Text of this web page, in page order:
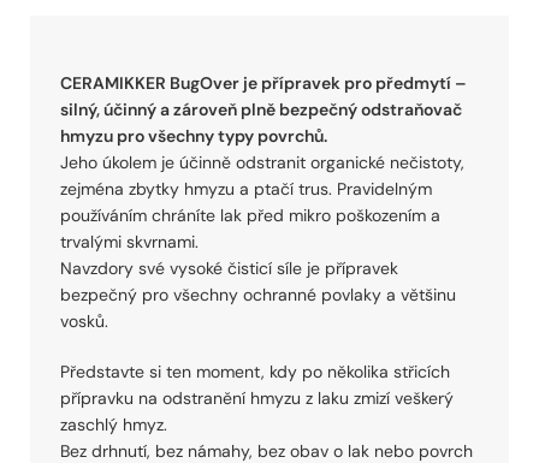
CERAMIKKER BugOver je přípravek pro předmytí –
silný, účinný a zároveň plně bezpečný odstraňovač
hmyzu pro všechny typy povrchů.
Jeho úkolem je účinně odstranit organické nečistoty,
zejména zbytky hmyzu a ptačí trus. Pravidelným
používáním chráníte lak před mikro poškozením a
trvalými skvrnami.
Navzdory své vysoké čisticí síle je přípravek
bezpečný pro všechny ochranné povlaky a většinu
vosků.
Představte si ten moment, kdy po několika střicích
přípravku na odstranění hmyzu z laku zmizí veškerý
zaschlý hmyz.
Bez drhnutí, bez námahy, bez obav o lak nebo povrch